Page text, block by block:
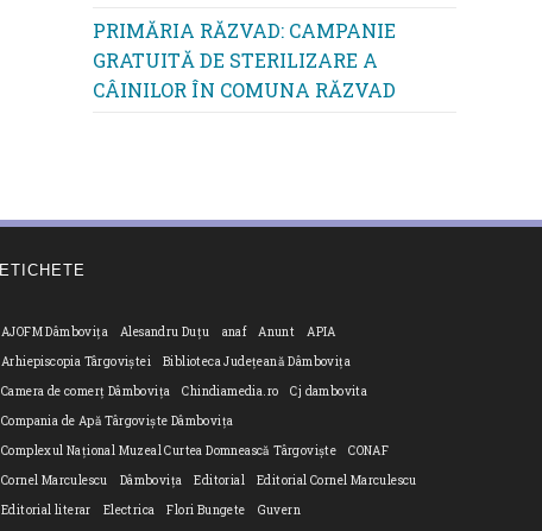
PRIMĂRIA RĂZVAD: CAMPANIE
GRATUITĂ DE STERILIZARE A
CÂINILOR ÎN COMUNA RĂZVAD
ETICHETE
AJOFM Dâmbovița Alesandru Duțu anaf Anunt
APIA
Arhiepiscopia Târgoviștei
Biblioteca Județeană Dâmbovița
Camera de comerț Dâmbovița
Chindiamedia.ro
Cj dambovita
Compania de Apă Târgoviște Dâmbovița
Complexul Național Muzeal Curtea Domnească Târgoviște
CONAF
Cornel Marculescu
Dâmbovița Editorial
Editorial Cornel Marculescu
Editorial literar
Electrica Flori Bungete Guvern